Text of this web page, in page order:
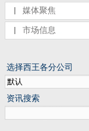
媒体聚焦
市场信息
选择西王各分公司
资讯搜索